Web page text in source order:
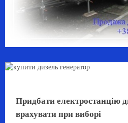
Придбати електростанцію
врахувати при виборі